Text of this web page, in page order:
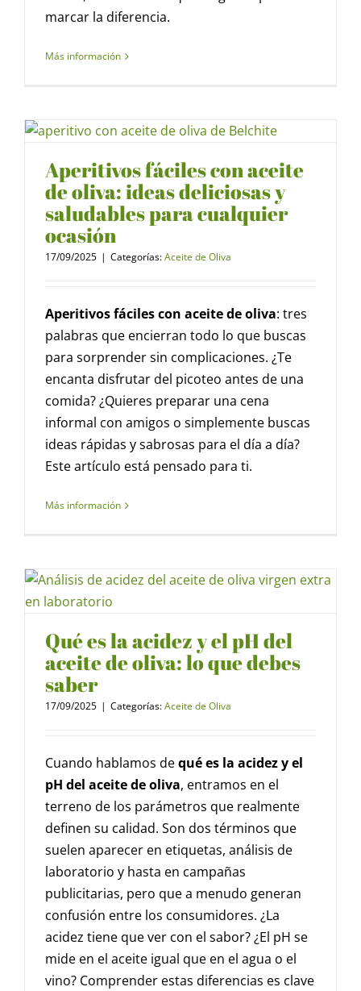
marcar la diferencia.
Más información
Aperitivos fáciles con aceite
de oliva: ideas deliciosas y
saludables para cualquier
ocasión
17/09/2025 | Categorías:Aceite de Oliva
Aperitivos fáciles con aceite de oliva: tres
palabras que encierran todo lo que buscas
para sorprender sin complicaciones. ¿Te
encanta disfrutar del picoteo antes de una
comida? ¿Quieres preparar una cena
informal con amigos o simplemente buscas
ideas rápidas y sabrosas para el día a día?
Este artículo está pensado para ti.
Más información
Qué es la acidez y el pH del
aceite de oliva: lo que debes
saber
17/09/2025 | Categorías:Aceite de Oliva
Cuando hablamos dequé es la acidez y el
pH del aceite de oliva, entramos en el
terreno de los parámetros que realmente
definen su calidad. Son dos términos que
suelen aparecer en etiquetas, análisis de
laboratorio y hasta en campañas
publicitarias, pero que a menudo generan
confusión entre los consumidores. ¿La
acidez tiene que ver con el sabor? ¿El pH se
mide en el aceite igual que en el agua o el
vino? Comprender estas diferencias es clave